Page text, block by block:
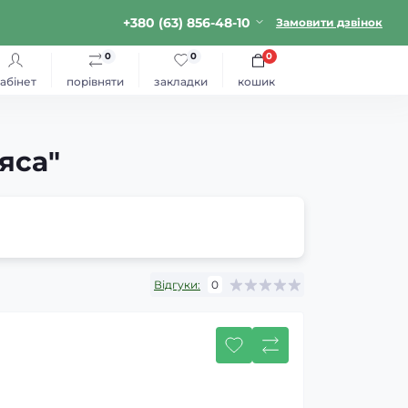
+380 (63) 856-48-10 Замовити дзвінок
порівняти
0
закладки
0
кошик
0
Відгуки: 0